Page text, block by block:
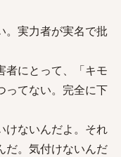
。実力者が実名で批
者にとって、「キモ
ってない。完全に下
けないんだよ。それ
だ。気付けないんだ